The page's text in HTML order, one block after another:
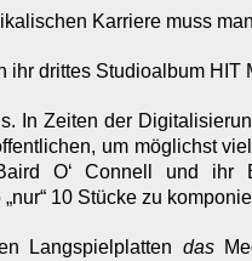
Karriere muss
ihr drittes Studioalbum HIT
In Zeiten der
um möglichst
O‘ Connell und ihr
10 Stücke zu
Langspielplatten das